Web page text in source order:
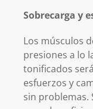
Sobrecarga y
Los músculos
presiones a lo
tonificados
esfuerzos y
sin problemas.